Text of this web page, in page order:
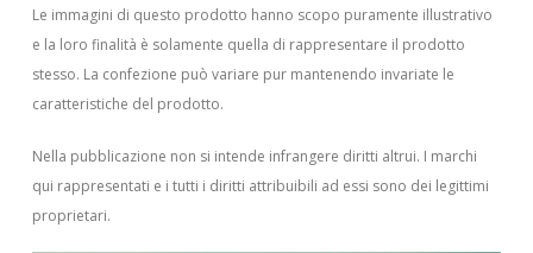
Le immagini di questo prodotto hanno scopo puramente illustrativo
e la loro finalità è solamente quella di rappresentare il prodotto
stesso. La confezione può variare pur mantenendo invariate le
caratteristiche del prodotto.
Nella pubblicazione non si intende infrangere diritti altrui. I marchi
qui rappresentati e i tutti i diritti attribuibili ad essi sono dei legittimi
proprietari.